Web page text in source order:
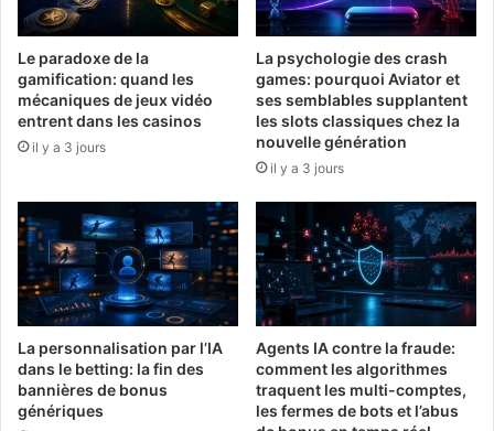
Le paradoxe de la
gamification: quand les
mécaniques de jeux vidéo
entrent dans les casinos
il y a 3 jours
La psychologie des crash
games: pourquoi Aviator et
ses semblables supplantent
les slots classiques chez la
nouvelle génération
il y a 3 jours
La personnalisation par l’IA
dans le betting: la fin des
bannières de bonus
génériques
Agents IA contre la fraude:
comment les algorithmes
traquent les multi-comptes,
les fermes de bots et l’abus